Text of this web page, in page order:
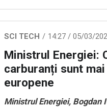
SCI TECH 14:27 / 05/03/
Ministrul Energiei:
carburanți sunt
europene
Ministrul Energiei, Bogdan